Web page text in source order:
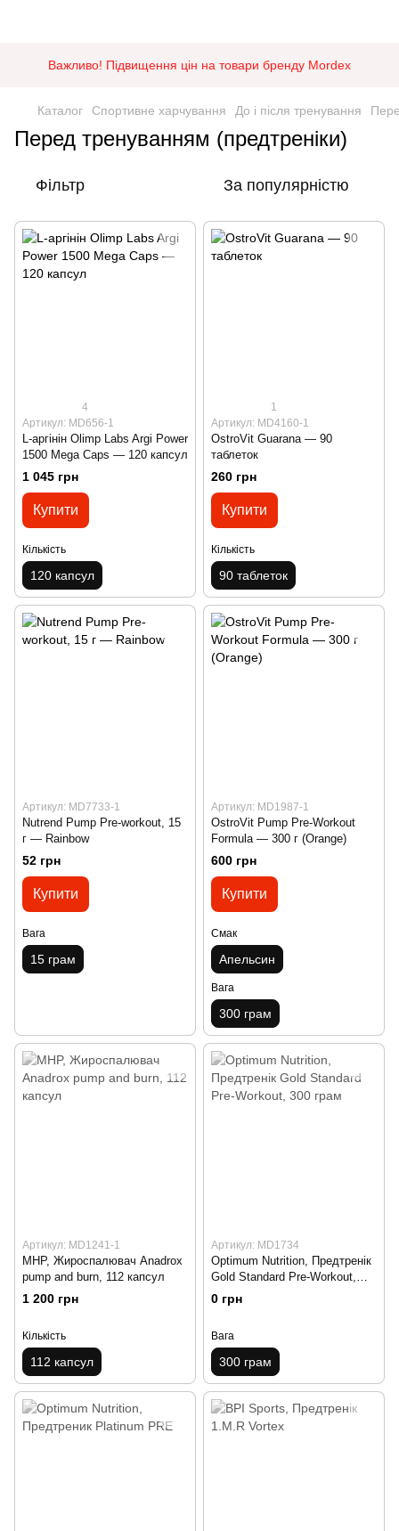
Важливо! Підвищення цін на товари бренду Mordex
Каталог Спортивне харчування До і після тренування
Перед тренуванням (предтреніки)
Фільтр За популярністю
4
Артикул: MD656-1
L-аргінін Olimp Labs Argi Power
1500 Mega Caps — 120 капсул
1 045 грн
Купити
Кількість
120 капсул
1
Артикул: MD4160-1
OstroVit Guarana — 90
таблеток
260 грн
Купити
Кількість
90 таблеток
Артикул: MD7733-1
Nutrend Pump Pre-workout, 15
г — Rainbow
52 грн
Купити
Вага
15 грам
Артикул: MD1987-1
OstroVit Pump Pre-Workout
Formula — 300 г (Orange)
600 грн
Купити
Смак
Апельсин
Вага
300 грам
Артикул: MD1241-1
MHP, Жироспалювач Anadrox
pump and burn, 112 капсул
1 200 грн
Кількість
112 капсул
Артикул: MD1734
Optimum Nutrition, Предтренік
Gold Standard Pre-Workout,
300 грам
0 грн
Вага
300 грам